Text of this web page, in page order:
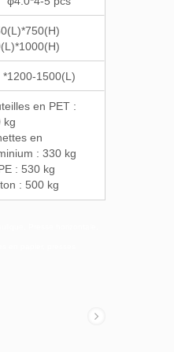
*1200-1500(L)
en PET :
kg
en
: 330 kg
: 530 kg
: 500 kg